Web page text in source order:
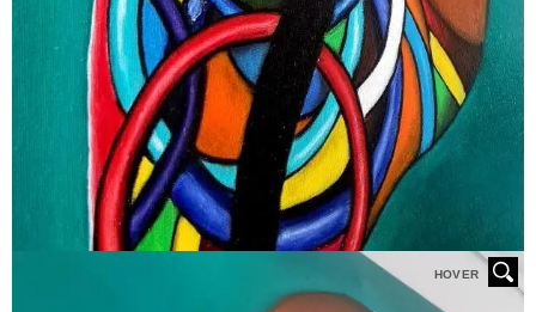
HOVER